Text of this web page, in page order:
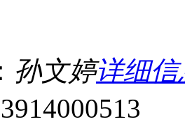
孙文婷详细信